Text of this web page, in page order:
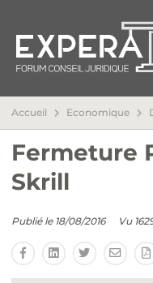
Accueil Economique
Fermeture
Skrill
Publié le 18/08/2016 Vu